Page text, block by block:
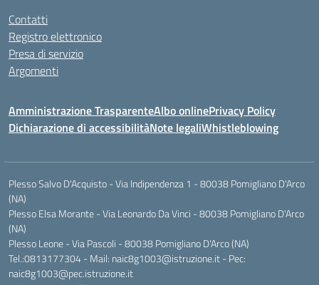
Contatti
Registro elettronico
Presa di servizio
Argomenti
Amministrazione TrasparenteAlbo onlinePrivacy Policy
Dichiarazione di accessibilitàNote legaliWhistleblowing
Plesso Salvo D'Acquisto - Via Indipendenza 1 - 80038 Pomigliano D'Arco
(NA)
Plesso Elsa Morante - Via Leonardo Da Vinci - 80038 Pomigliano D'Arco
(NA)
Plesso Leone - Via Pascoli - 80038 Pomigliano D'Arco (NA)
Tel.:0813177304 - Mail: naic8g1003@istruzione.it - Pec:
naic8g1003@pec.istruzione.it